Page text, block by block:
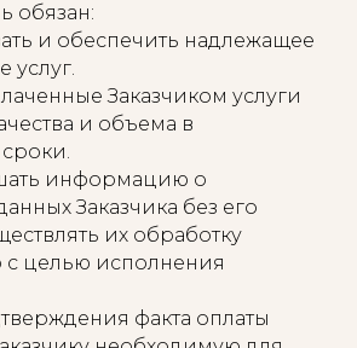
обязан:
и обеспечить надлежащее
услуг.
Заказчиком услуги
и объема в
информацию о
Заказчика без его
их обработку
с целью исполнения
факта оплаты